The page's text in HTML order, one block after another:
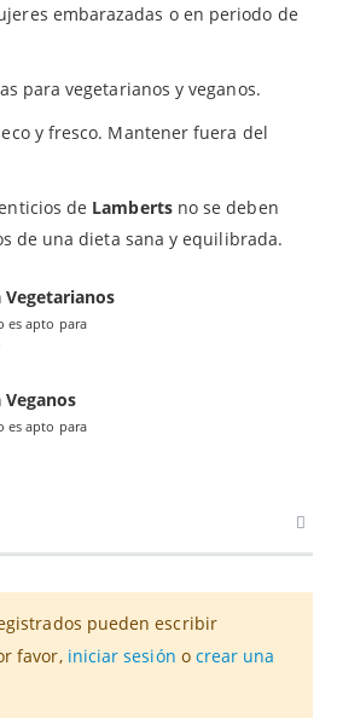
embarazadas o en periodo de
para vegetarianos y veganos.
y fresco. Mantener fuera del
de Lambertsno se deben
de una dieta sana y equilibrada.
es apto para
es apto para
pueden escribir
favor, iniciar sesión o crear una